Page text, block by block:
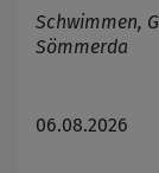
Schwimmen,
Sömmerda
06.08.2026